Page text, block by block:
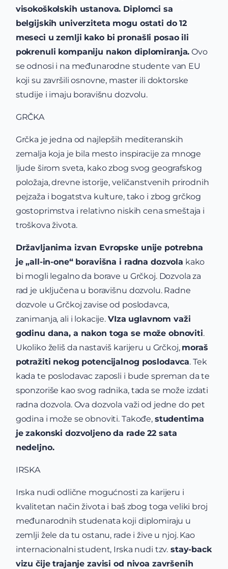
visokoškolskih ustanova. Diplomci sa
belgijskih univerziteta mogu ostati do 12
meseci u zemlji kako bi pronašli posao ili
pokrenuli kompaniju nakon diplomiranja. Ovo
se odnosi i na međunarodne studente van EU
koji su završili osnovne, master ili doktorske
studije i imaju boravišnu dozvolu.
GRČKA
Grčka je jedna od najlepših mediteranskih
zemalja koja je bila mesto inspiracije za mnoge
ljude širom sveta, kako zbog svog geografskog
položaja, drevne istorije, veličanstvenih prirodnih
pejzaža i bogatstva kulture, tako i zbog grčkog
gostoprimstva i relativno niskih cena smeštaja i
troškova života.
Državljanima izvan Evropske unije potrebna
je „all-in-one“ boravišna i radna dozvola kako
bi mogli legalno da borave u Grčkoj. Dozvola za
rad je uključena u boravišnu dozvolu. Radne
dozvole u Grčkoj zavise od poslodavca,
zanimanja, ali i lokacije. VIza uglavnom važi
godinu dana, a nakon toga se može obnoviti.
Ukoliko želiš da nastaviš karijeru u Grčkoj, moraš
potražiti nekog potencijalnog poslodavca. Tek
kada te poslodavac zaposli i bude spreman da te
sponzoriše kao svog radnika, tada se može izdati
radna dozvola. Ova dozvola važi od jedne do pet
godina i može se obnoviti. Takođe, studentima
je zakonski dozvoljeno da rade 22 sata
nedeljno.
IRSKA
Irska nudi odlične mogućnosti za karijeru i
kvalitetan način života i baš zbog toga veliki broj
međunarodnih studenata koji diplomiraju u
zemlji žele da tu ostanu, rade i žive u njoj. Kao
internacionalni student, Irska nudi tzv. stay-back
vizu čije trajanje zavisi od nivoa završenih